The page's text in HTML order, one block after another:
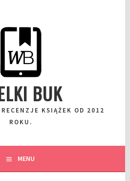
BUK
KSIĄŻEK OD 2012
ROKU.
MENU